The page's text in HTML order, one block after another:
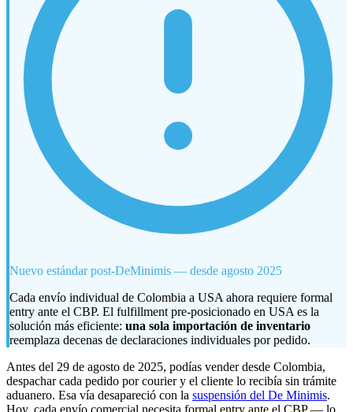
Nuevo estándar post-DeMinimis — desde agosto 2025
Cada envío individual de Colombia a USA ahora requiere formal
entry ante el CBP. El fulfillment pre-posicionado en USA es la
solución más eficiente: una sola importación de inventario
reemplaza decenas de declaraciones individuales por pedido.
Antes del 29 de agosto de 2025, podías vender desde Colombia,
despachar cada pedido por courier y el cliente lo recibía sin trámite
aduanero. Esa vía desapareció con la suspensión del De Minimis.
Hoy, cada envío comercial necesita formal entry ante el CBP — lo